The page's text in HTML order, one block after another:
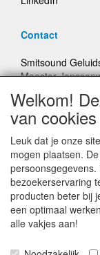
Contact
Smitsound
Meester
E-mail:
Telefoon: +31-
Bestellingen
Prijzen
Welkom!
van cookies
Leuk dat je onze
mogen plaatsen.
bezoekerservaring
producten beter bij
een optimaal
alle vakjes aan!